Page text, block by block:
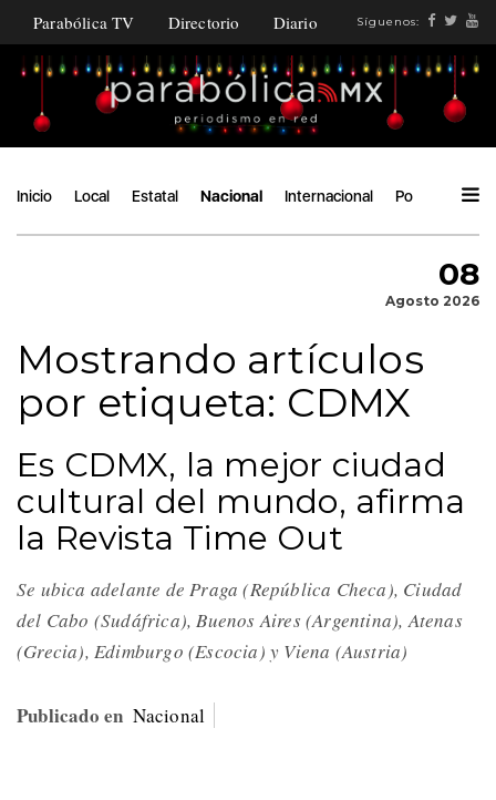
Parabólica TV Directorio Diario Síguenos:
Inicio Local Estatal Nacional Internacional Política
08
Agosto 2026
Mostrando artículos
por etiqueta: CDMX
Es CDMX, la mejor ciudad
cultural del mundo, afirma
la Revista Time Out
Se ubica adelante de Praga (República Checa), Ciudad
del Cabo (Sudáfrica), Buenos Aires (Argentina), Atenas
(Grecia), Edimburgo (Escocia) y Viena (Austria)
Publicado en Nacional